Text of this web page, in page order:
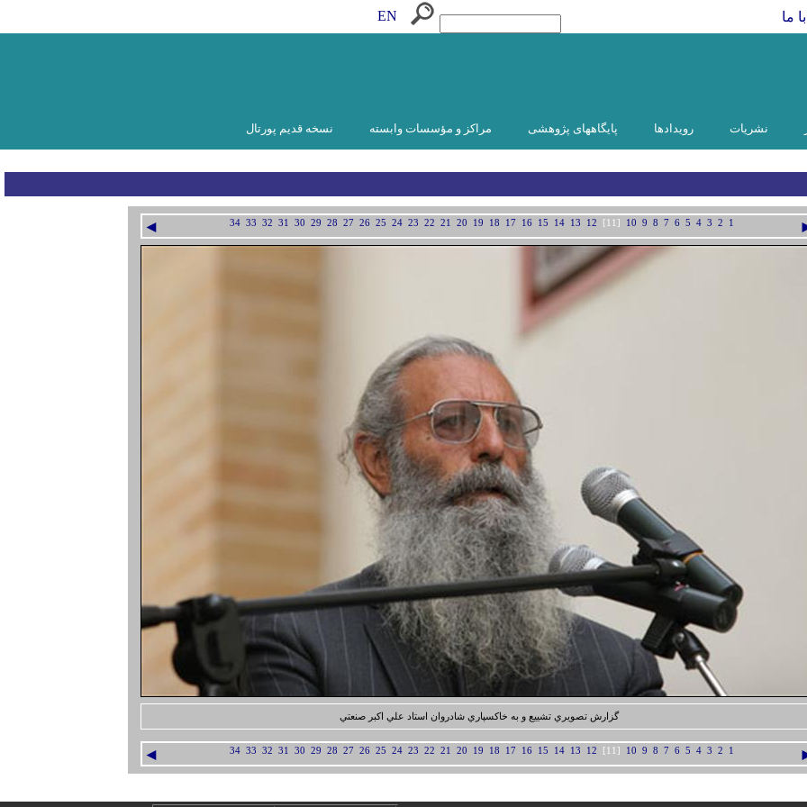
ما EN
نشریات رویدادها پایگاههای پژوهشی مراکز و مؤسسات وابسته نسخه قدیم پورتال
◄ 1
2
3
4
5
6
7
8
9
10
[11]
12
13
14
15
16
17
18
19
20
21
22
23
24
25
26
27
28
29
30
31
32
33
34
گزارش تصويري تشييع و به خاكسپاري شادروان استاد علي اكبر صنعتي
◄ 1
2
3
4
5
6
7
8
9
10
[11]
12
13
14
15
16
17
18
19
20
21
22
23
24
25
26
27
28
29
30
31
32
33
34